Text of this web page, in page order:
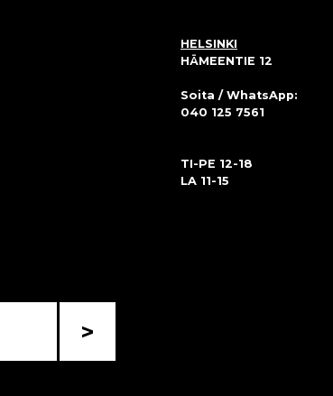
>
HELSINKI
HÄMEENTIE 12
Soita / WhatsApp:
040 125 7561
TI-PE 12-18
LA 11-15